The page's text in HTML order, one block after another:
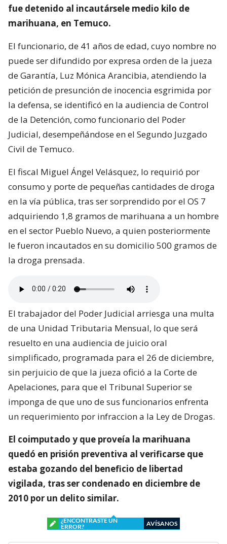
fue detenido al incautársele medio kilo de
marihuana, en Temuco.
El funcionario, de 41 años de edad, cuyo nombre no
puede ser difundido por expresa orden de la jueza
de Garantía, Luz Mónica Arancibia, atendiendo la
petición de presunción de inocencia esgrimida por
la defensa, se identificó en la audiencia de Control
de la Detención, como funcionario del Poder
Judicial, desempeñándose en el Segundo Juzgado
Civil de Temuco.
El fiscal Miguel Ángel Velásquez, lo requirió por
consumo y porte de pequeñas cantidades de droga
en la vía pública, tras ser sorprendido por el OS 7
adquiriendo 1,8 gramos de marihuana a un hombre
en el sector Pueblo Nuevo, a quien posteriormente
le fueron incautados en su domicilio 500 gramos de
la droga prensada.
El trabajador del Poder Judicial arriesga una multa
de una Unidad Tributaria Mensual, lo que será
resuelto en una audiencia de juicio oral
simplificado, programada para el 26 de diciembre,
sin perjuicio de que la jueza ofició a la Corte de
Apelaciones, para que el Tribunal Superior se
imponga de que uno de sus funcionarios enfrenta
un requerimiento por infraccion a la Ley de Drogas.
El coimputado y que proveía la marihuana
quedó en prisión preventiva al verificarse que
estaba gozando del beneficio de libertad
vigilada, tras ser condenado en diciembre de
2010 por un delito similar.
¿ENCONTRASTE UN
ERROR?
AVÍSANOS